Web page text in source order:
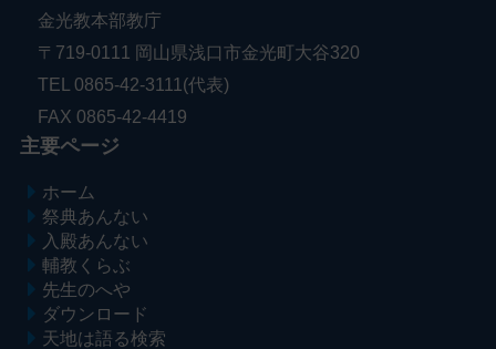
金光教本部教庁
〒719-0111 岡山県浅口市金光町大谷320
TEL 0865-42-3111(代表)
FAX 0865-42-4419
主要ページ
ホーム
祭典あんない
入殿あんない
輔教くらぶ
先生のへや
ダウンロード
天地は語る検索